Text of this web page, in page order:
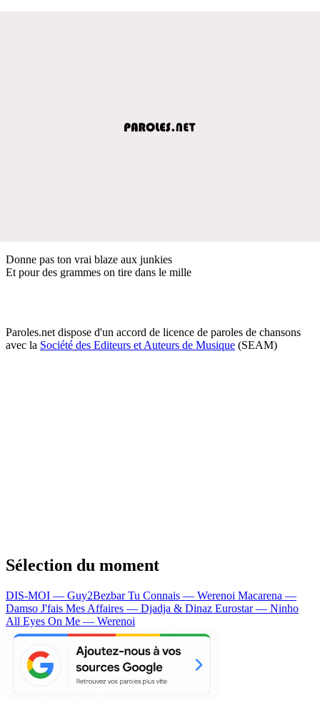
Donne pas ton vrai blaze aux junkies
Et pour des grammes on tire dans le mille
Paroles.net dispose d'un accord de licence de paroles de chansons
avec la Société des Editeurs et Auteurs de Musique (SEAM)
Sélection du moment
DIS-MOI — Guy2BezbarTu Connais — Werenoi Macarena —
Damso J'fais Mes Affaires — Djadja & Dinaz Eurostar — Ninho
All Eyes On Me — Werenoi